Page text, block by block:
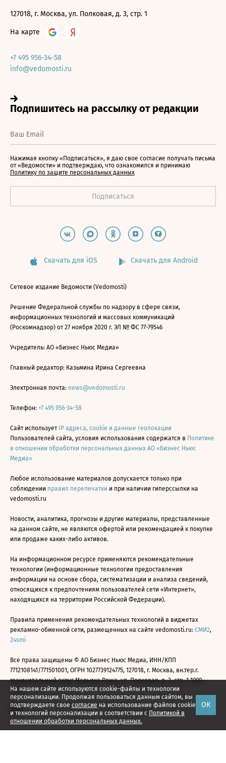
На нашем сайте используются cookie-файлы и технологии
персонализации. Продолжая пользоваться данным сайтом, вы
подтверждаете свое согласие на использование файлов cookie
и технологий персонализации в соответствии с Политикой в
отношении обработки персональных данных.
ОК
127018, г. Москва, ул. Полковая, д. 3, стр. 1
На карте
+7 495 956-34-58
info@vedomosti.ru
Нажимая кнопку «Подписаться», я даю свое согласие получать письма
от «Ведомости» и подтверждаю, что ознакомился и принимаю
Политику по защите персональных данных
Скачать для iOS Скачать для Android
Сетевое издание Ведомости (Vedomosti)
Решение Федеральной службы по надзору в сфере связи,
информационных технологий и массовых коммуникаций
(Роскомнадзор) от 27 ноября 2020 г. ЭЛ № ФС 77-79546
Учредитель: АО «Бизнес Ньюс Медиа»
Главный редактор: Казьмина Ирина Сергеевна
Электронная почта: news@vedomosti.ru
Телефон: +7 495 956-34-58
Сайт использует IP адреса, cookie и данные геолокации
Пользователей сайта, условия использования содержатся в Политике
в отношении обработки персональных данных АО «Бизнес Ньюс
Медиа»
Любое использование материалов допускается только при
соблюдении правил перепечатки и при наличии гиперссылки на
vedomosti.ru
Новости, аналитика, прогнозы и другие материалы, представленные
на данном сайте, не являются офертой или рекомендацией к покупке
или продаже каких-либо активов.
На информационном ресурсе применяются рекомендательные
технологии (информационные технологии предоставления
информации на основе сбора, систематизации и анализа сведений,
относящихся к предпочтениям пользователей сети «Интернет»,
находящихся на территории Российской Федерации).
Правила применения рекомендательных технологий в виджетах
рекламно-обменной сети, размещенных на сайте vedomosti.ru: СМИ2,
24smi
Все права защищены © АО Бизнес Ньюс Медиа, ИНН/КПП
7712108141/771501001, ОГРН 1027739124775, 127018, г. Москва, вн.тер.г.
муниципальный округ Марьина Роща, ул. Полковая, д. 3, стр. 1 1999—
2026